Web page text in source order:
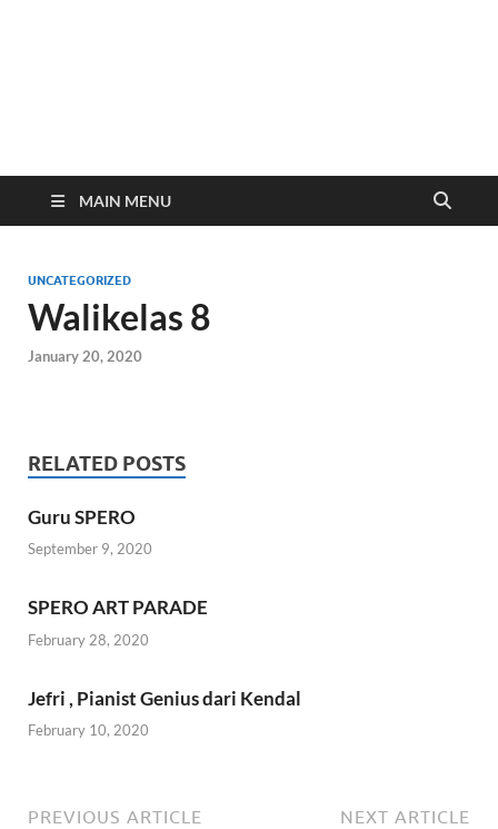
Website Resmi SMP
Negeri 2 Kendal
MAIN MENU
UNCATEGORIZED
Walikelas 8
January 20, 2020
RELATED POSTS
Guru SPERO
September 9, 2020
SPERO ART PARADE
February 28, 2020
Jefri , Pianist Genius dari Kendal
February 10, 2020
PREVIOUS ARTICLE NEXT ARTICLE